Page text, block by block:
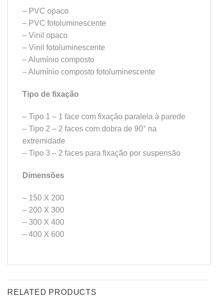
– PVC opaco
– PVC fotoluminescente
– Vinil opaco
– Vinil fotoluminescente
– Alumínio composto
– Alumínio composto fotoluminescente
Tipo de fixação
– Tipo 1 – 1 face com fixação paralela à parede
– Tipo 2 – 2 faces com dobra de 90° na
extremidade
– Tipo 3 – 2 faces para fixação por suspensão
Dimensões
– 150 X 200
– 200 X 300
– 300 X 400
– 400 X 600
RELATED PRODUCTS